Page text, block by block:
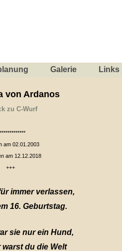
Galerie Links
von Ardanos
zu C-Wurf
am 02.01.2003
am 12.12.2018
+++
immer verlassen,
16. Geburtstag.
sie nur ein Hund,
du die Welt